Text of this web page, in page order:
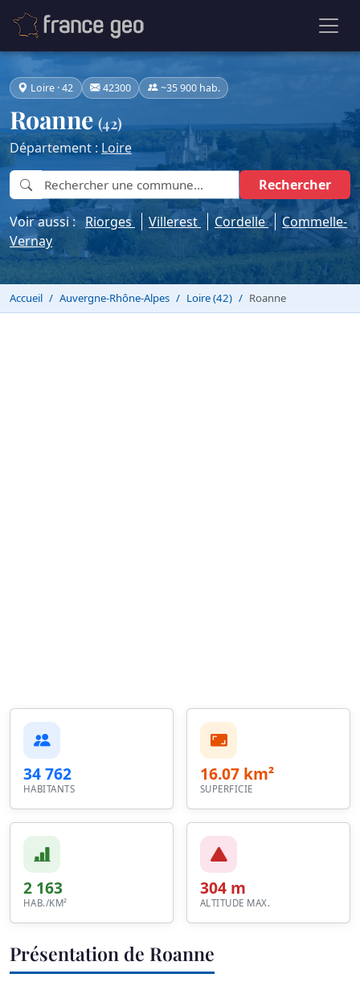
Loire · 42 42300 ~35 900 hab.
Roanne(42)
Département : Loire
Rechercher
Voir aussi : Riorges Villerest Cordelle
Commelle-
Vernay
Accueil Auvergne-Rhône-Alpes Loire (42) Roanne
34 762
HABITANTS
16.07 km²
SUPERFICIE
2 163
HAB./KM²
304 m
ALTITUDE MAX.
Présentation de Roanne